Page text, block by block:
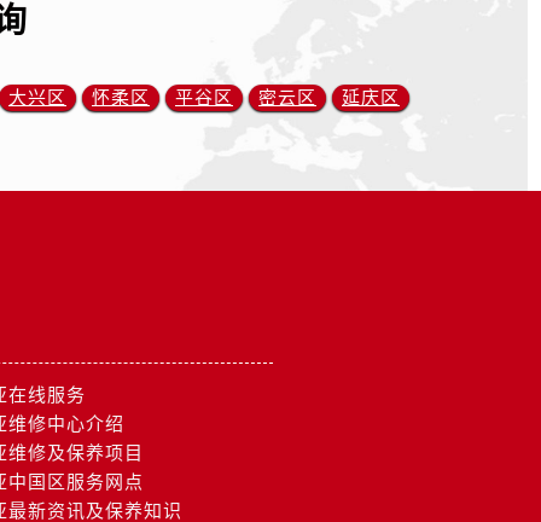
大兴区 怀柔区 平谷区 密云区 延庆区
在线服务
维修中心介绍
维修及保养项目
中国区服务网点
最新资讯及保养知识